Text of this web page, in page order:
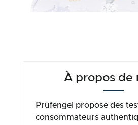
À propos de
Prüfengel propose des
consommateurs